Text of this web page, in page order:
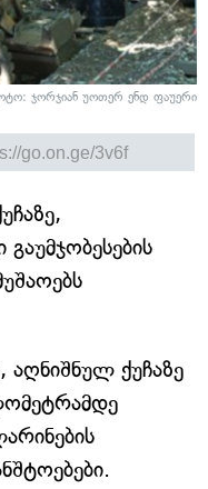
ჯორჯიან უოთერ ენდ ფაუერი
ქუჩაზე